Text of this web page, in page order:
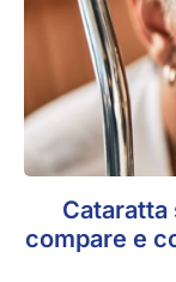
Cataratta
compare e